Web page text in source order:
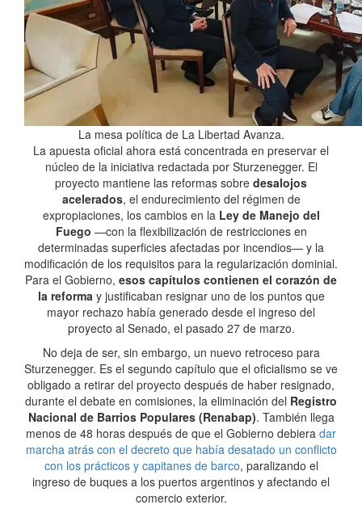
La mesa política de La Libertad Avanza.
La apuesta oficial ahora está concentrada en preservar el
núcleo de la iniciativa redactada por Sturzenegger. El
proyecto mantiene las reformas sobre desalojos
acelerados, el endurecimiento del régimen de
expropiaciones, los cambios en laLey de Manejo del
Fuego —con la flexibilización de restricciones en
determinadas superficies afectadas por incendios— y la
modificación de los requisitos para la regularización dominial.
Para el Gobierno, esos capítulos contienen el corazón de
la reforma y justificaban resignar uno de los puntos que
mayor rechazo había generado desde el ingreso del
proyecto al Senado, el pasado 27 de marzo.
No deja de ser, sin embargo, un nuevo retroceso para
Sturzenegger. Es el segundo capítulo que el oficialismo se ve
obligado a retirar del proyecto después de haber resignado,
durante el debate en comisiones, la eliminación del Registro
Nacional de Barrios Populares (Renabap). También llega
menos de 48 horas después de que el Gobierno debiera dar
marcha atrás con el decreto que había desatado un conflicto
con los prácticos y capitanes de barco, paralizando el
ingreso de buques a los puertos argentinos y afectando el
comercio exterior.